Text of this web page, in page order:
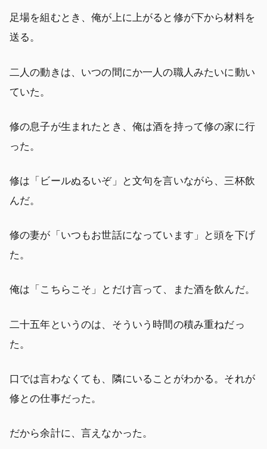
足場を組むとき、俺が上に上がると修が下から材料を
送る。
二人の動きは、いつの間にか一人の職人みたいに動い
ていた。
修の息子が生まれたとき、俺は酒を持って修の家に行
った。
修は「ビールぬるいぞ」と文句を言いながら、三杯飲
んだ。
修の妻が「いつもお世話になっています」と頭を下げ
た。
俺は「こちらこそ」とだけ言って、また酒を飲んだ。
二十五年というのは、そういう時間の積み重ねだっ
た。
口では言わなくても、隣にいることがわかる。それが
修との仕事だった。
だから余計に、言えなかった。